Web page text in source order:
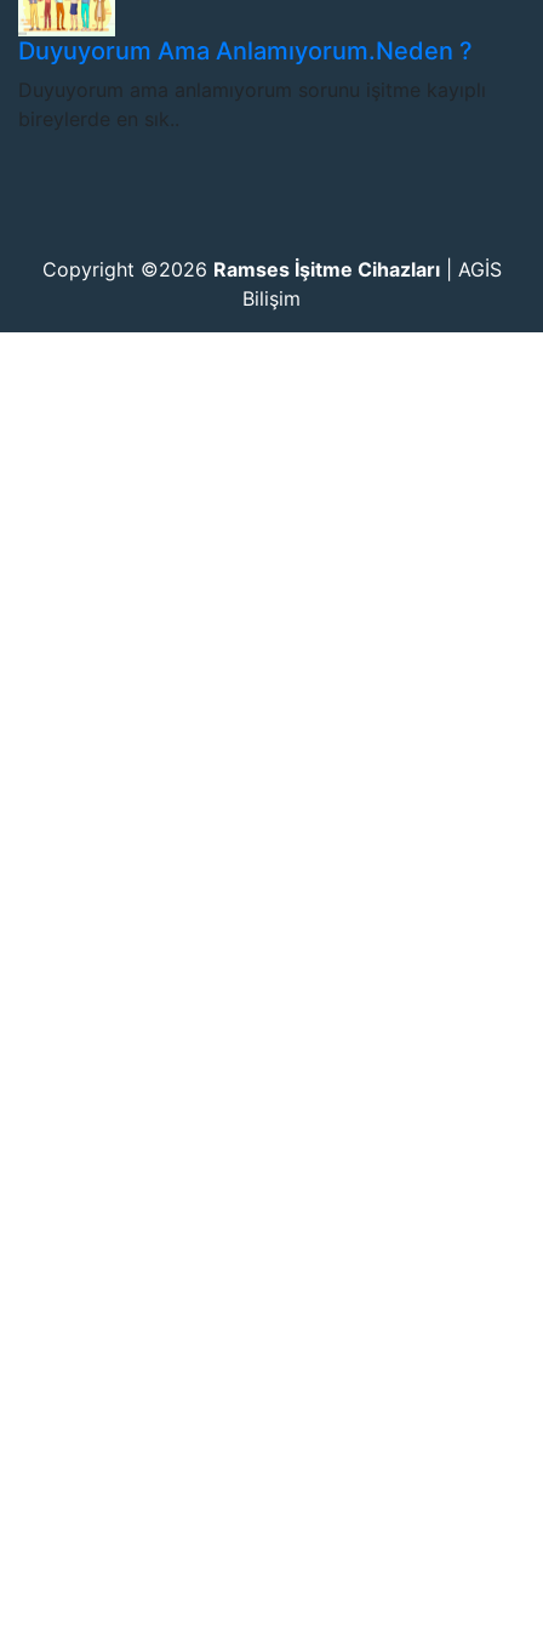
Duyuyorum Ama Anlamıyorum.Neden ?
Duyuyorum ama anlamıyorum sorunu işitme kayıplı
bireylerde en sık..
Copyright ©2026 Ramses İşitme Cihazları| AGİS
Bilişim